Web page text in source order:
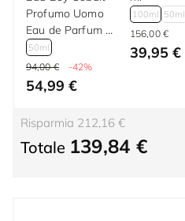
Profumo Uomo
Eau de Parfum 50
ml
50ml
94,00 € -42%
54,99 €
100ml 50ml
156,00 €
39,95 €
Risparmia 212,16 €
Totale 139,84 €